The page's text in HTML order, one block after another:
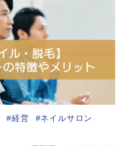
経営
ネイルサロン